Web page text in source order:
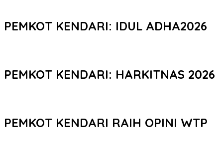
PEMKOT KENDARI: IDUL ADHA2026
PEMKOT KENDARI: HARKITNAS 2026
PEMKOT KENDARI RAIH OPINI WTP